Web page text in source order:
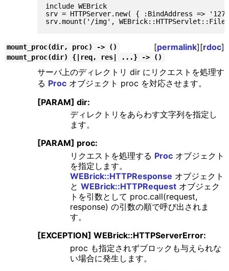
include WEBrick
srv = HTTPServer.new( { :BindAddress =>
mount_proc(dir, proc) -> () [permalink][rdoc]
mount_proc(dir) {|req, res| ...} -> ()
サーバ上のディレクトリ dir にリクエストを処理す
る Procオブジェクト proc を対応させます。
[PARAM] dir:
ディレクトリをあらわす文字列を指定し
ます。
[PARAM] proc:
リクエストを処理する Procオブジェクト
を指定します。
WEBrick::HTTPResponse オブジェクト
と WEBrick::HTTPRequestオブジェク
トを引数として proc.call(request,
response) の引数の順で呼び出されま
す。
[EXCEPTION] WEBrick::HTTPServerError:
proc も指定されずブロックも与えられな
い場合に発生します。